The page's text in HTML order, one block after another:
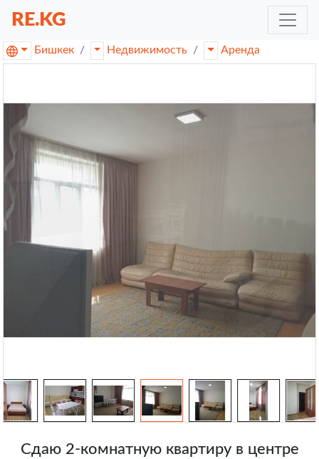
RE.KG
Бишкек Недвижимость Аренда
Сдаю 2-комнатную квартиру в центре